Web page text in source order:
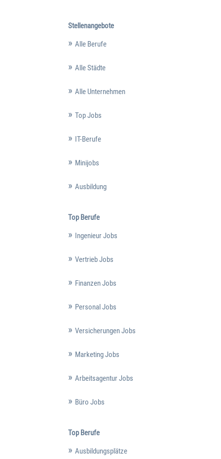
Stellenangebote
Alle Berufe
Alle Städte
Alle Unternehmen
Top Jobs
IT-Berufe
Minijobs
Ausbildung
Top Berufe
Ingenieur Jobs
Vertrieb Jobs
Finanzen Jobs
Personal Jobs
Versicherungen Jobs
Marketing Jobs
Arbeitsagentur Jobs
Büro Jobs
Top Berufe
Ausbildungsplätze